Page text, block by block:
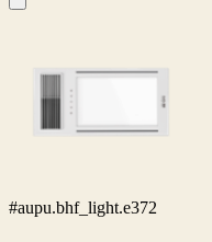
#aupu.bhf_light.e372